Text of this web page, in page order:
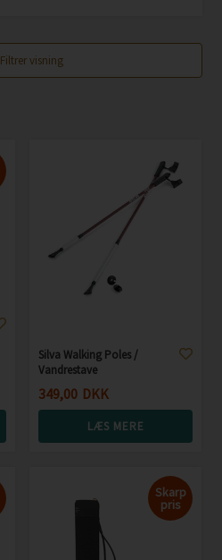
Filtrer visning
Silva Walking Poles /
Vandrestave
349,00 DKK
LÆS MERE
Skarp
pris